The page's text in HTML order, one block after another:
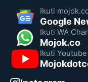
Ikuti
Google
Ikuti WA
Mojok.co
Ikuti